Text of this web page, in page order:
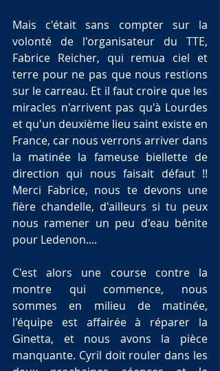
Mais c'était sans compter sur la
volonté de l'organisateur du TTE,
Fabrice Reicher, qui remua ciel et
terre pour ne pas que nous restions
sur le carreau. Et il faut croire que les
miracles n'arrivent pas qu'à Lourdes
et qu'un deuxième lieu saint existe en
France, car nous verrons arriver dans
la matinée la fameuse biellette de
direction qui nous faisait défaut !!
Merci Fabrice, nous te devons une
fière chandelle, d'ailleurs si tu peux
nous ramener un peu d'eau bénite
pour Ledenon....
C'est alors une course contre la
montre qui commence, nous
sommes en milieu de matinée,
l'équipe est affairée à réparer la
Ginetta, et nous avons la pièce
manquante. Cyril doit rouler dans les